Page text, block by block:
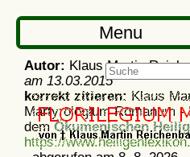
Menu
Autor: Klaus Martin
am 13.03.2015
korrekt zitieren:Klaus
Martyrologium Romanum
demÖkumenischen
https://